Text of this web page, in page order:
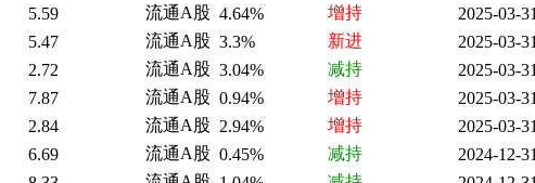
5.59 流通A股 4.64% 增持
2025-03-31
5.47 流通A股 3.3% 新进
2025-03-31
2.72 流通A股 3.04% 减持
2025-03-31
7.87 流通A股 0.94% 增持
2025-03-31
2.84 流通A股 2.94% 增持
2025-03-31
6.69 流通A股 0.45% 减持
2024-12-31